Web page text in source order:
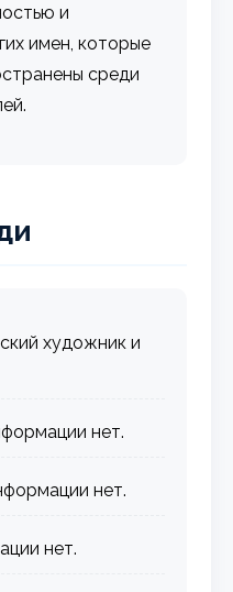
и
имен, которые
среди
художник и
нет.
нет.
нет.